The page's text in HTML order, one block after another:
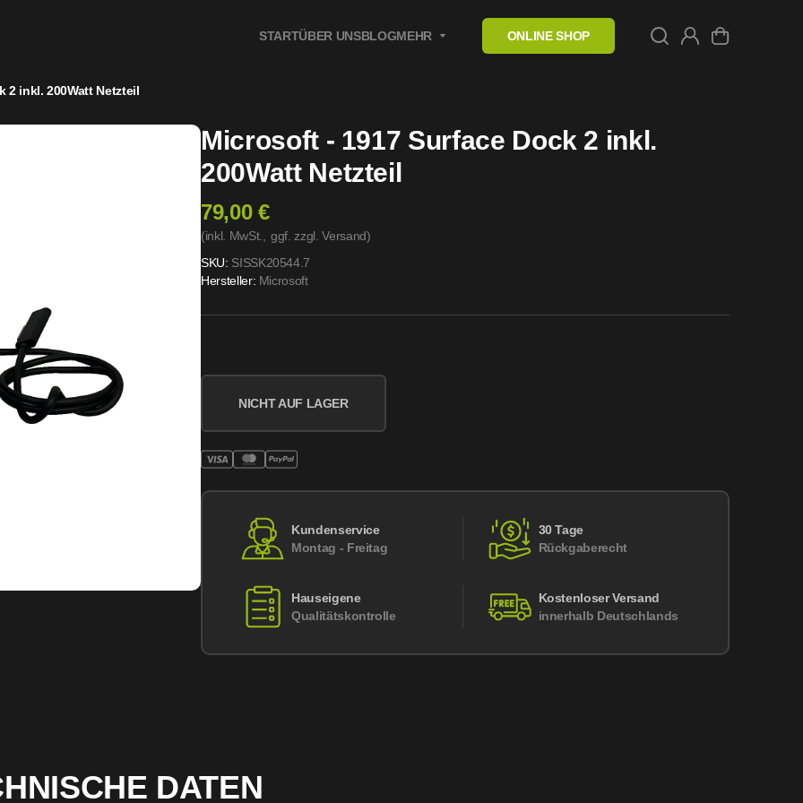
STARTÜBER UNSBLOGMEHR ONLINE SHOP
2 inkl. 200Watt Netzteil
Microsoft - 1917 Surface Dock 2 inkl.
200Watt Netzteil
79,00 €
(inkl. MwSt., ggf. zzgl. Versand)
SKU: SISSK20544.7
Hersteller: Microsoft
NICHT AUF LAGER
Kundenservice
Montag - Freitag
30 Tage
Rückgaberecht
Hauseigene
Qualitätskontrolle
Kostenloser Versand
innerhalb Deutschlands
DATEN